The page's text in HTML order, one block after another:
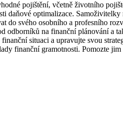
pojištění, včetně životního
daňové optimalizace.
do svého osobního a profesního
odborníků na finanční plánování a
situaci a upravujte svou
finanční gramotnosti. Pomozte